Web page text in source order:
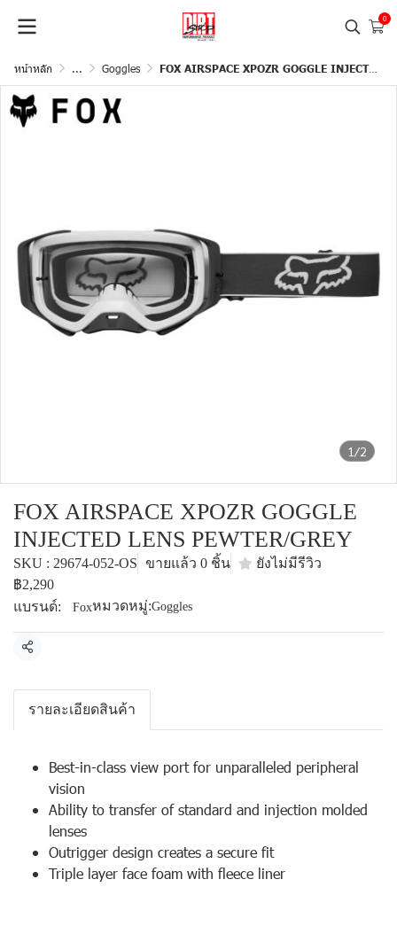
0
หน้าหลัก ... Goggles FOX AIRSPACE XPOZR GOGGLE INJECTED LENS PEWTER/GREY
1/2
FOX AIRSPACE XPOZR GOGGLE
INJECTED LENS PEWTER/GREY
SKU : 29674-052-OS ขายแล้ว 0 ชิ้น
ยังไม่มีรีวิว
฿2,290
แบรนด์:
Foxหมวดหมู่:Goggles
แชร์
รายละเอียดสินค้า
Best-in-class view port for unparalleled peripheral
vision
Ability to transfer of standard and injection molded
lenses
Outrigger design creates a secure fit
Triple layer face foam with fleece liner